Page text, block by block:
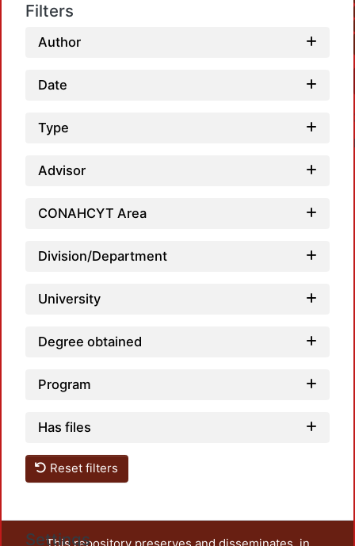
Filters
Author
Date
Type
Advisor
CONAHCYT Area
Division/Department
University
Degree obtained
Program
Has files
Reset filters
Settings